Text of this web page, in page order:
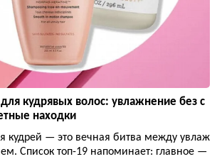
кудрявых волос: увлажнение без с
находки
кудрей — это вечная битва между увлаж
Список топ-19 напоминает: главное —